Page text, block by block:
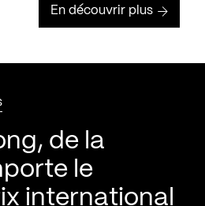
En découvrir plus
de la
le
international